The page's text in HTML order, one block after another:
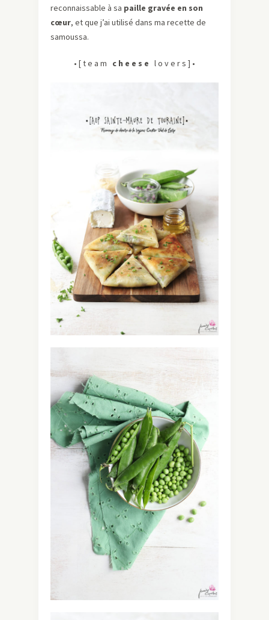
reconnaissable à sa paille gravée en son
cœur, et que j’ai utilisé dans ma recette de
samoussa.
• [ t e a m c h e e s e l o v e r s ] •